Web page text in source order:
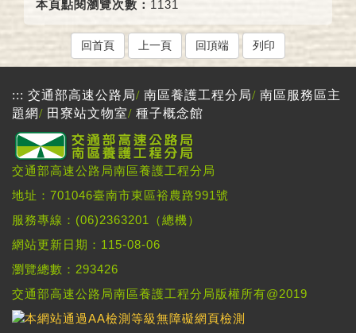
本頁點閱瀏覽次數： 1131
回首頁 上一頁 回頂端 列印
::: 交通部高速公路局/ 南區養護工程分局/ 南區服務區主
題網/ 田寮站文物室/ 種子概念館
交通部高速公路局南區養護工程分局
地址：701046臺南市東區裕農路991號
服務專線：(06)2363201（總機）
網站更新日期：115-08-06
瀏覽總數：293426
交通部高速公路局南區養護工程分局版權所有@2019